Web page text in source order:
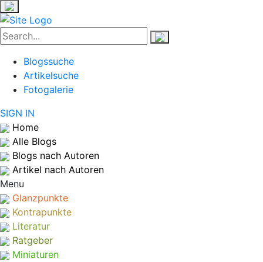
Blogssuche
Artikelsuche
Fotogalerie
SIGN IN
Home
Alle Blogs
Blogs nach Autoren
Artikel nach Autoren
Menu
Glanzpunkte
Kontrapunkte
Literatur
Ratgeber
Miniaturen